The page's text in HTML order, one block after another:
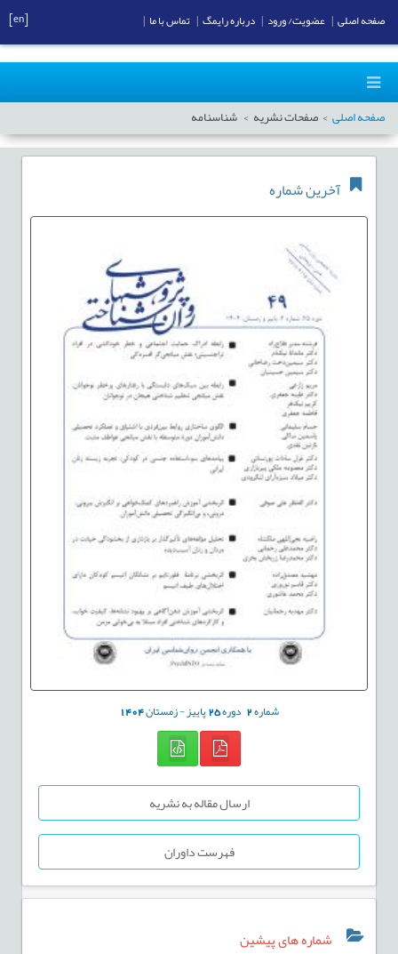
صفحه اصلی صفحات نشریه شناسنامه
آخرین شماره
شماره2 دوره25پاییز - زمستان1404
ارسال مقاله به نشریه
فهرست داوران
شماره های پیشین
صفحه اصلی عضویت/ ورود درباره رایمگ تماس با ما